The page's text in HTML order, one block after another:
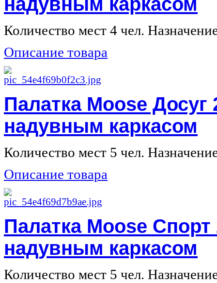
Количество мест 4 чел.
Описание товара
Палатка Moose Досуг
надувным каркасом
Количество мест 5 чел.
Описание товара
Палатка Moose Спорт
надувным каркасом
Количество мест 5 чел.